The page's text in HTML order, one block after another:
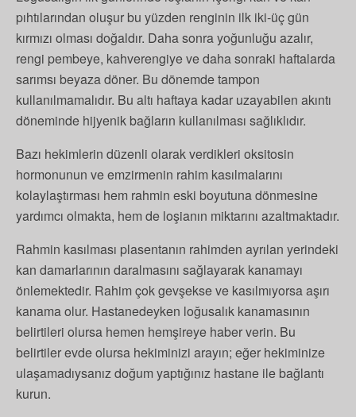
pıhtılarından oluşur bu yüzden renginin ilk iki-üç gün
kırmızı olması doğaldır. Daha sonra yoğunluğu azalır,
rengi pembeye, kahverengiye ve daha sonraki haftalarda
sarımsı beyaza döner. Bu dönemde tampon
kullanılmamalıdır. Bu altı haftaya kadar uzayabilen akıntı
döneminde hijyenik bağların kullanılması sağlıklıdır.
Bazı hekimlerin düzenli olarak verdikleri oksitosin
hormonunun ve emzirmenin rahim kasılmalarını
kolaylaştırması hem rahmin eski boyutuna dönmesine
yardımcı olmakta, hem de loşianın miktarını azaltmaktadır.
Rahmin kasılması plasentanın rahimden ayrılan yerindeki
kan damarlarının daralmasını sağlayarak kanamayı
önlemektedir. Rahim çok gevşekse ve kasılmıyorsa aşırı
kanama olur. Hastanedeyken loğusalık kanamasının
belirtileri olursa hemen hemşireye haber verin. Bu
belirtiler evde olursa hekiminizi arayın; eğer hekiminize
ulaşamadıysanız doğum yaptığınız hastane ile bağlantı
kurun.